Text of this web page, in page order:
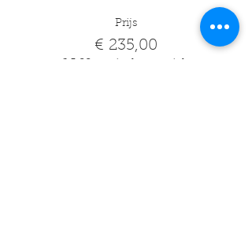
Prijs
€ 235,00